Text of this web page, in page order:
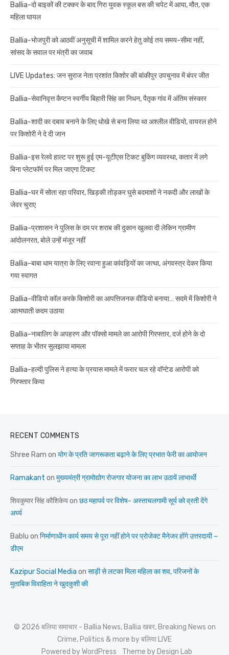
Ballia-दो बाइकों की टक्कर के बाद गिरा युवक स्कूल बस की चपेट में आया, मौत, एक
महिला घायल
Ballia-भोजपुरी को आठवीं अनुसूची में शामिल करने हेतु कोई तय समय-सीमा नहीं,
सांसद के सवाल पर मंत्री का जवाब
LIVE Updates: जन सुराज नेता प्रशांत किशोर की बांकीपुर उपचुनाव में बंपर जीत
Ballia-सेवानिवृत्त कैप्टन स्वर्गीय बिहारी सिंह का निधन, पैतृक गांव में अंतिम संस्कार
Ballia-शादी का दबाव बनाने के लिए धोखे से बना लिया था अश्लील वीडियो, वायरल होने
पर किशोरी ने दे दी जान
Ballia-इस रेलवे हाल्ट पर शुरू हुई एम-यूटीएस टिकट बुकिंग व्यवस्था, कतार में लगे
बिना प्लेटफॉर्म पर मिल जाएगा टिकट
Ballia-घर में सोता रहा परिवार, खिड़की तोड़कर घुसे बदमाशों ने नकदी और लाखों के
जेवर चुराए
Ballia-प्रशासन ने पुलिस के दम पर शराब की दुकान खुलवा दी लेकिन ग्रामीण
आंदोलनरत, बोले उन्हें मंजूर नहीं
Ballia-बाबा धाम यात्रा के लिए रवाना हुआ कांवड़ियों का जत्था, अंगवस्त्र देकर किया
गया स्वागत
Ballia-वीडियो कॉल करके किशोरी का आपत्तिजनक वीडियो बनाया… सदमे में किशोरी ने
आत्मघाती कदम उठाया
Ballia-नाबालिग के अपहरण और पॉक्सो मामले का आरोपी गिरफ्तार, दर्ज होने के दो
सप्ताह के भीतर सुलझाया मामला
Ballia-हल्दी पुलिस ने हत्या के प्रयास मामले में फरार चल रहे वॉन्टेड आरोपी को
गिरफ्तार किया
RECENT COMMENTS
Shree Ram on योग के प्रति जागरूकता बढ़ाने के लिए प्रभात फेरी का आयोजन
Ramakant on मुख्यमंत्री ग्रामोद्योग रोजगार योजना का लाभ उठायें लाभार्थी
शिवकुमार सिंह कौशिकेयon छठ महापर्व पर विशेष- अस्ताचलगामी सूर्य को व्रती देंगे
अर्घ्य
Bablu on निर्माणाधीन कार्य समय से पूरा नहीं होने पर प्रोजेक्ट मैनेजर होंगे उत्तरदायी –
डीएम
Kazipur Social Media on साड़ी से लटका मिला महिला का शव, परिजनों के
मुताबिक विवाहिता ने खुदकुशी की
© 2026 बलिया समाचार - Ballia News, Ballia खबर, Breaking News on
Crime, Politics & more by बलिया LIVE
Powered by WordPress
Theme by Design Lab